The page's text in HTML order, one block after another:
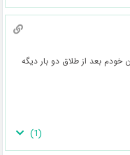
خودم بعد از طلاق دو بار دیگه
(
1
)